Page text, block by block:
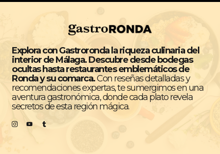
Explora con Gastroronda la riqueza culinaria del
interior de Málaga. Descubre desde bodegas
ocultas hasta restaurantes emblemáticos de
Ronda y su comarca.Con reseñas detalladas y
recomendaciones expertas, te sumergimos en una
aventura gastronómica, donde cada plato revela
secretos de esta región mágica.